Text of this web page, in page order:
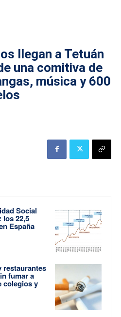
llegan a Tetuán
una comitiva de
música y 600
Social
los 22,5
España
restaurantes
fumar a
colegios y